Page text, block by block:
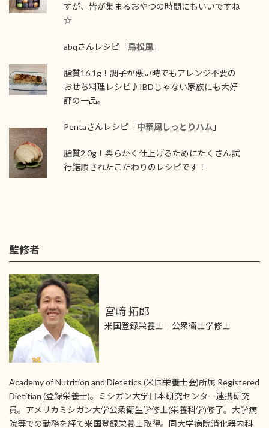
すが、皆が集まるおやつの時間にもいいですね
☆
abqさんレシピ「鳥松風」
脂質16.1g！調子が悪い時でもアレンジ不要の
おせち料理レシピ♪IBDじゃない家族にも大好
評の一品。
Pentaさんレシピ「中華風しっとりハム 」
脂質2.0g！柔らかく仕上げるためにたくさん試
行錯誤されたこだわりのレシピです！
監修者
宮﨑 拓郎
米国登録栄養士｜公衆衛士学修士
Academy of Nutrition and Dietetics (米国栄養士会)所属 Registered
Dietitian (登録栄養士)。ミシガン大学日本研究センター連携研究
員。アメリカミシガン大学公衆衛生学修士(栄養科学)修了。大学病
院等での勤務を経て米国登録栄養士取得。同大学病院消化器内科